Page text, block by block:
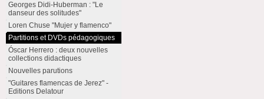
Georges Didi-Huberman : "Le
danseur des solitudes"
Loren Chuse "Mujer y flamenco"
Partitions et DVDs pédagogiques
Óscar Herrero : deux nouvelles
collections didactiques
Nouvelles parutions
"Guitares flamencas de Jerez" -
Editions Delatour